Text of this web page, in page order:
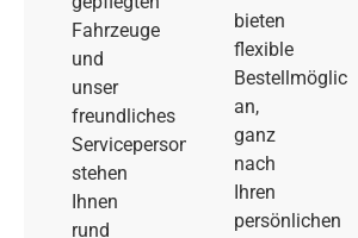
Fahrzeuge
und
unser
freundliches
Servicepersonal
stehen
Ihnen
rund
bieten
flexible
an,
ganz
nach
Ihren
persönlichen